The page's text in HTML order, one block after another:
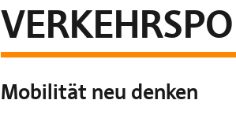
Mobilität neu denken